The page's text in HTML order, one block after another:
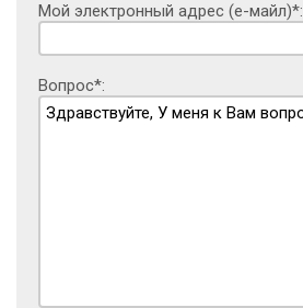
Мой электронный адрес (е-майл)*:
Вопрос*: